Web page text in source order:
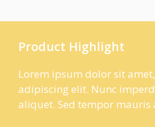
Product Highlight
Lorem ipsum dolor sit
adipiscing elit. Nunc
aliquet. Sed tempor